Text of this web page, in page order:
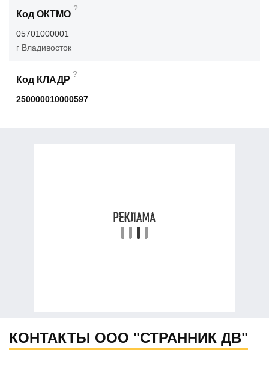
Код ОКТМО
?
05701000001
г Владивосток
Код КЛАДР
?
250000010000597
КОНТАКТЫ ООО "СТРАННИК ДВ"